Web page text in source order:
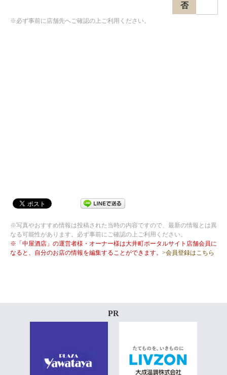
否
※必ず事前に店舗先へご確認の上ご利用ください。
※写真やおすすめ情報は投稿された当時の内容ですので、最新の情報とは異
なる可能性があります。必ず事前にご確認の上ご利用ください。
※「中屋酒店」の運営者様・オーナー様は大井町ポータルサイト店舗会員に
なると、自分のお店の情報を編集することができます。 >会員登録はこちら
PR